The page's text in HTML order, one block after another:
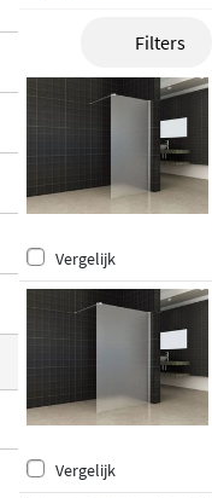
van 30 tot 160 cm,
op zowel een
Filters
Vergelijk
Vergelijk